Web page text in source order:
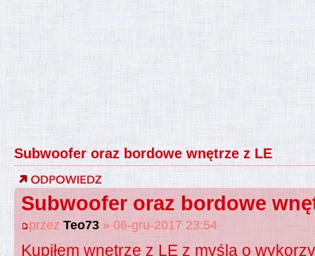
Subwoofer oraz bordowe wnętrze z LE
Subwoofer oraz bordowe
przez Teo73 » 06-gru-2017 23:54
Kupiłem wnętrze z LE z myślą o